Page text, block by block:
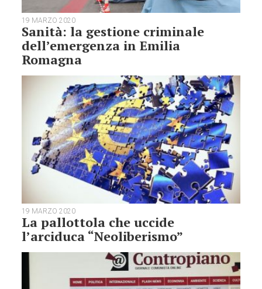
19 MARZO 2020
Sanità: la gestione criminale
dell’emergenza in Emilia
Romagna
19 MARZO 2020
La pallottola che uccide
l’arciduca “Neoliberismo”